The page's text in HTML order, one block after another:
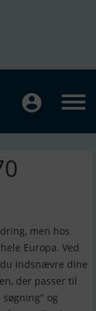
men hos
Europa. Ved
indsnævre dine
der passer til
og